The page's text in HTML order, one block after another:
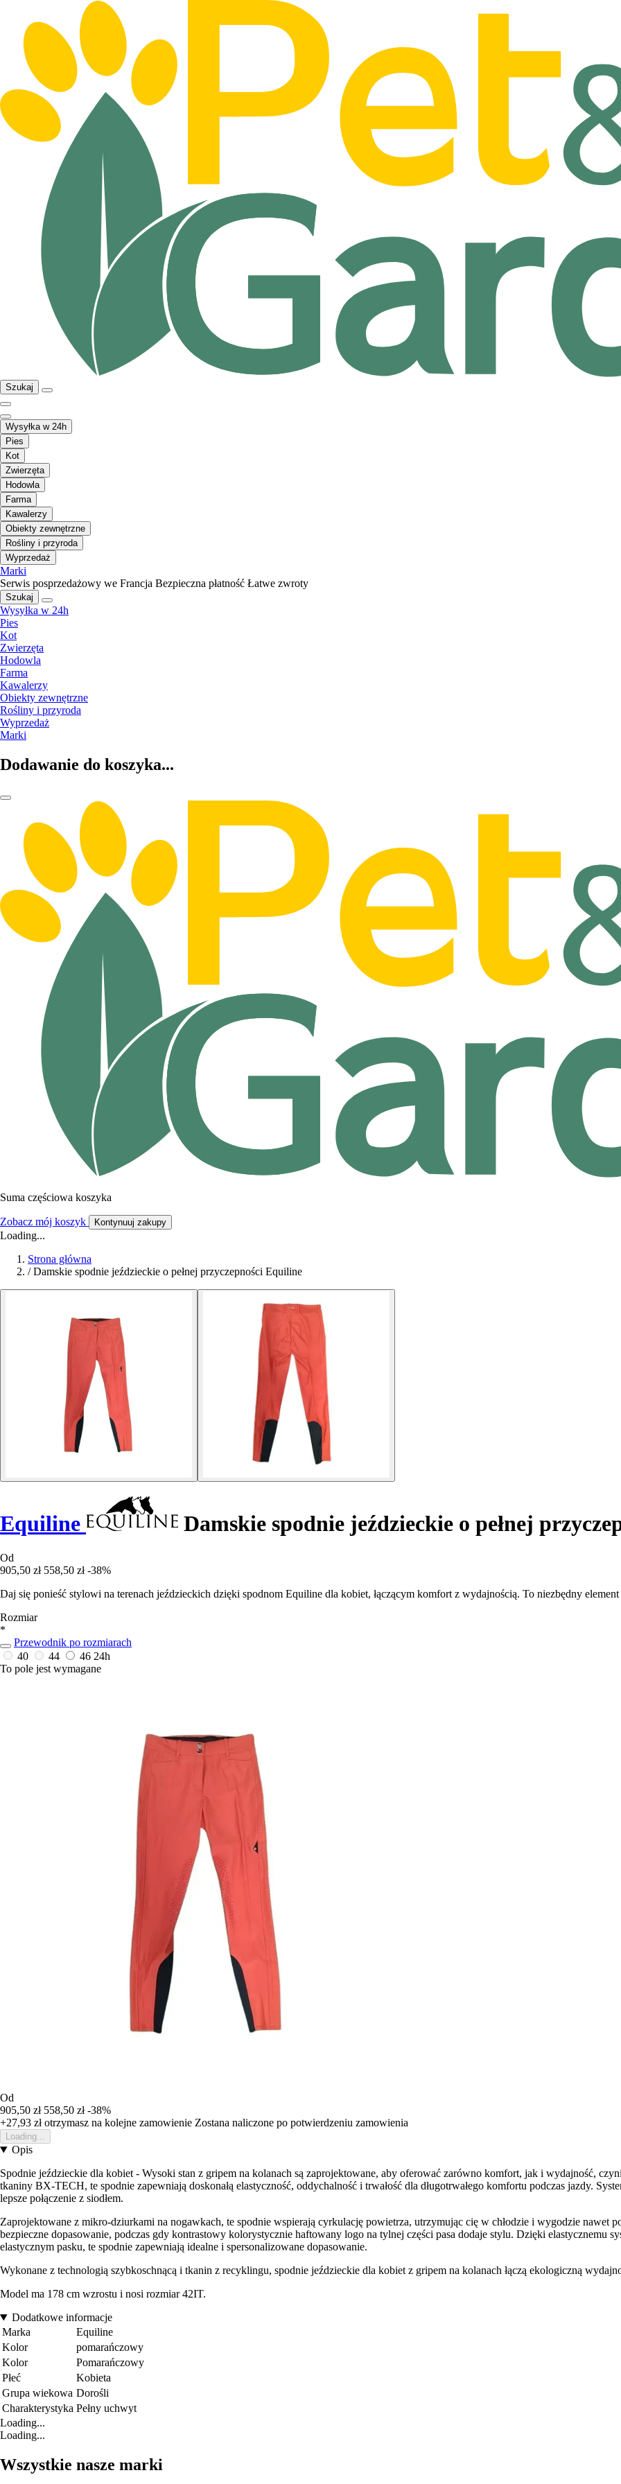
Szukaj
Wysyłka w 24h
Pies
Kot
Zwierzęta
Hodowla
Farma
Kawalerzy
Obiekty zewnętrzne
Rośliny i przyroda
Wyprzedaż
Marki
Serwis posprzedażowy we Francja Bezpieczna płatność Łatwe zwroty
Szukaj
Wysyłka w 24h
Pies
Kot
Zwierzęta
Hodowla
Farma
Kawalerzy
Obiekty zewnętrzne
Rośliny i przyroda
Wyprzedaż
Marki
Dodawanie do koszyka...
Suma częściowa koszyka
Zobacz mój koszyk Kontynuuj zakupy
Loading...
Strona główna
/ Damskie spodnie jeździeckie o pełnej przyczepności Equiline
Equiline Damskie spodnie jeździeckie o pełnej
Od
905,50 zł 558,50 zł -38%
Daj się ponieść stylowi na terenach jeździeckich dzięki spodnom Equiline dla kobiet, łączącym komfort z wydajnością. To niezbędny
Rozmiar
*
Przewodnik po rozmiarach
40
44 46 24h
To pole jest wymagane
Od
905,50 zł 558,50 zł -38%
+27,93 złotrzymasz na kolejne zamowienie Zostana naliczone po potwierdzeniu zamowienia
Loading...
Opis
Spodnie jeździeckie dla kobiet - Wysoki stan z gripem na kolanach są zaprojektowane, aby oferować zarówno komfort, jak i wydajność,
tkaniny BX-TECH, te spodnie zapewniają doskonałą elastyczność, oddychalność i trwałość dla długotrwałego komfortu podczas jazdy.
lepsze połączenie z siodłem.
Zaprojektowane z mikro-dziurkami na nogawkach, te spodnie wspierają cyrkulację powietrza, utrzymując cię w chłodzie i wygodzie nawet
bezpieczne dopasowanie, podczas gdy kontrastowy kolorystycznie haftowany logo na tylnej części pasa dodaje stylu. Dzięki elastycznemu
elastycznym pasku, te spodnie zapewniają idealne i spersonalizowane dopasowanie.
Wykonane z technologią szybkoschnącą i tkanin z recyklingu, spodnie jeździeckie dla kobiet z gripem na kolanach łączą ekologiczną
Model ma 178 cm wzrostu i nosi rozmiar 42IT.
Dodatkowe informacje
Marka
Equiline
Kolor
pomarańczowy
Kolor
Pomarańczowy
Płeć
Kobieta
Grupa wiekowa Dorośli
Charakterystyka Pełny uchwyt
Loading...
Loading...
Wszystkie nasze marki